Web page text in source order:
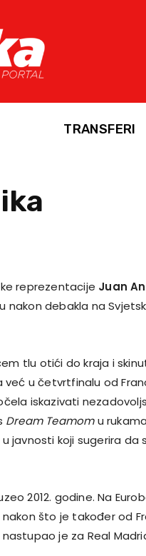
TRANSFERI
reprezentacije Juan
nakon debakla na
tlu otići do kraja i
već u četvrtfinalu od
iskazivati
Dream Teamomu
javnosti koji sugerira da
2012. godine. Na
što je također od
je za Real